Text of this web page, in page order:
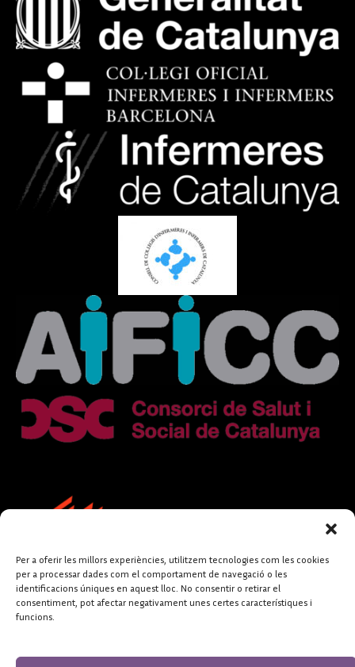
Per a oferir les millors experiències, utilitzem tecnologies com les cookies
per a processar dades com el comportament de navegació o les
identificacions úniques en aquest lloc. No consentir o retirar el
consentiment, pot afectar negativament unes certes característiques i
funcions.
FUNDACIÓ